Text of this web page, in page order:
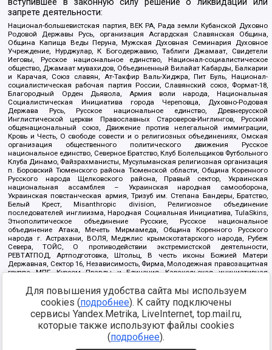
вступившее в законную силу решение о ликвидации или
запрете деятельности:
Национал-большевистская партия, ВЕК РА, Рада земли Кубанской Духовно
Родовой Державы Русь, организация Асгардская Славянская Община,
Община Капища Веды Перуна, Мужская Духовная Семинария Духовное
Учреждение, Нурджулар, К Богодержавию, Таблиги Джамаат, Свидетели
Иеговы, Русское национальное единство, Национал-социалистическое
общество, Джамаат мувахидов, Объединенный Вилайат Кабарды, Балкарии
и Карачая, Союз славян, Ат-Такфир Валь-Хиджра, Пит Буль, Национал-
социалистическая рабочая партия России, Славянский союз, Формат-18,
Благородный Орден Дьявола, Армия воли народа, Национальная
Социалистическая Инициатива города Череповца, Духовно-Родовая
Держава Русь, Русское национальное единство, Древнерусской
Инглистической церкви Православных Староверов-Инглингов, Русский
общенациональный союз, Движение против нелегальной иммиграции,
Кровь и Честь, О свободе совести и о религиозных объединениях, Омская
организация общественного политического движения Русское
национальное единство, Северное Братство, Клуб Болельщиков Футбольного
Клуба Динамо, Файзрахманисты, Мусульманская религиозная организация
п. Боровский Тюменского района Тюменской области, Община Коренного
Русского народа Щелковского района, Правый сектор, Украинская
национальная ассамблея – Украинская народная самооборона,
Украинская повстанческая армия, Тризуб им. Степана Бандеры, Братство,
Белый Крест, Misanthropic division, Религиозное объединение
последователей инглиизма, Народная Социальная Инициатива, TulaSkins,
Этнополитическое объединение Русские, Русское национальное
объединение Атака, Мечеть Мирмамеда, Община Коренного Русского
народа г. Астрахани, ВОЛЯ, Меджлис крымскотатарского народа, Рубеж
Севера, ТОЙС, О противодействии экстремистской деятельности,
РЕВТАТПОД, Артподготовка, Штольц, В честь иконы Божией Матери
Державная, Сектор 16, Независимость, Фирма, Молодежная правозащитная
группа МПГ, Курсом Правды и Единения, Каракольская инициативная
Благотворительный пансионат Ак Умут, Русская республика Русь,
Арестантское уголовное единство, Башкорт, Нация и свобода, W.H.С., Фалунь
Дафа, Иртыш Ultras, Русский Патриотический клуб-Новокузнецк/РПК,
Сибирский державный союз, Фонд борьбы с коррупцией, Фонд защиты прав
граждан, Штабы Навального, Совет граждан СССР Прикубанского округа г.
https://minjust.gov.ru/ru/documents/7822/
Для повышения удобства сайта мы используем
cookies (подробнее). К сайту подключены
сервисы Yandex.Metrika, LiveInternet, top.mail.ru,
которые также используют файлы cookies
(подробнее).